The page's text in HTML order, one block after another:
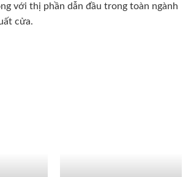
với thị phần dẫn đầu trong toàn ngành
cửa.